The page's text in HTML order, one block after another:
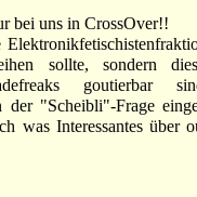
bei uns in CrossOver!!
sollte, sondern
goutierbar
der "Scheibli"-Frage
was Interessantes über